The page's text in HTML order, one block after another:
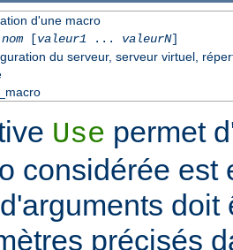
d'une macro
nom[valeur1... valeurN]
du serveur, serveur virtuel,
Use permet
considérée est
précisés